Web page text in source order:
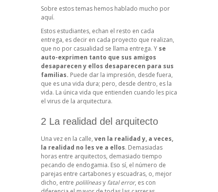
Sobre estos temas hemos hablado mucho por
aquí.
Estos estudiantes, echan el resto en cada
entrega, es decir en cada proyecto que realizan,
que no por casualidad se llama entrega. Y se
auto-exprimen tanto que sus amigos
desaparecen y ellos desaparecen para sus
familias. Puede dar la impresión, desde fuera,
que es una vida dura; pero, desde dentro, es la
vida. La única vida que entienden cuando les pica
el virus de la arquitectura.
2 La realidad del arquitecto
Una vez en la calle, ven la realidad y, a veces,
la realidad no les ve a ellos. Demasiadas
horas entre arquitectos, demasiado tiempo
pecando de endogamia. Eso sí, el número de
parejas entre cartabones y escuadras, o, mejor
dicho, entre polilíneasy fatal error, es con